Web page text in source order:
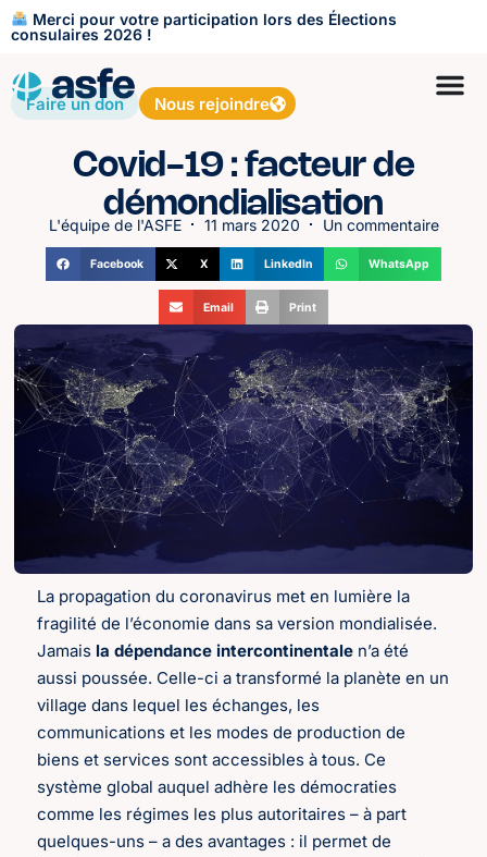
Merci pour votre participation lors des Élections
consulaires 2026 !
Faire un don Nous rejoindre
Covid-19 : facteur de
démondialisation
L'équipe de l'ASFE 11 mars 2020 Un commentaire
Facebook X LinkedIn WhatsApp
Email Print
La propagation du coronavirus met en lumière la
fragilité de l’économie dans sa version mondialisée.
Jamais la dépendance intercontinentale n’a été
aussi poussée. Celle-ci a transformé la planète en un
village dans lequel les échanges, les
communications et les modes de production de
biens et services sont accessibles à tous. Ce
système global auquel adhère les démocraties
comme les régimes les plus autoritaires – à part
quelques-uns – a des avantages : il permet de